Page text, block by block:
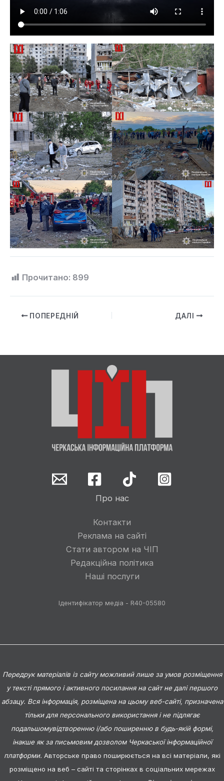
Прочитано: 899
ПОПЕРЕДНІЙ ДАЛІ
Про нас
Контакти
Реклама на сайті
Стати автором на ЧІП
Редакційна політика
Наші послуги
Ідентифікатор медіа - R40-05580
Передрук матеріалів із сайту можливий лише за умов розміщення
у тексті прямого і активного посилання на сайт не далі першого
абзацу. Вся інформація, розміщена на цьому веб-сайті, призначена
тільки для персонального використання і не підлягає
подальшомувідтворенню і/або поширенню в будь-якій формі,
інакше як за письмовим дозволом Черкаської інформаційної
платформи. Авторське право поширюється на всі матеріали, які
розміщено на веб – сайті та сторінках в соціальних мережах